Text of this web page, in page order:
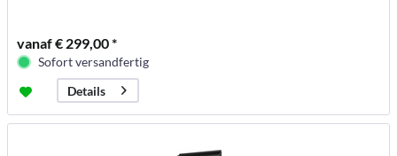
vanaf € 299,00 *
Sofort versandfertig
Details